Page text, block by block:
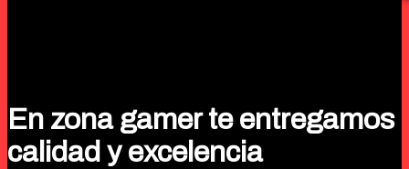
En zona gamer te entregamos
calidad y excelencia